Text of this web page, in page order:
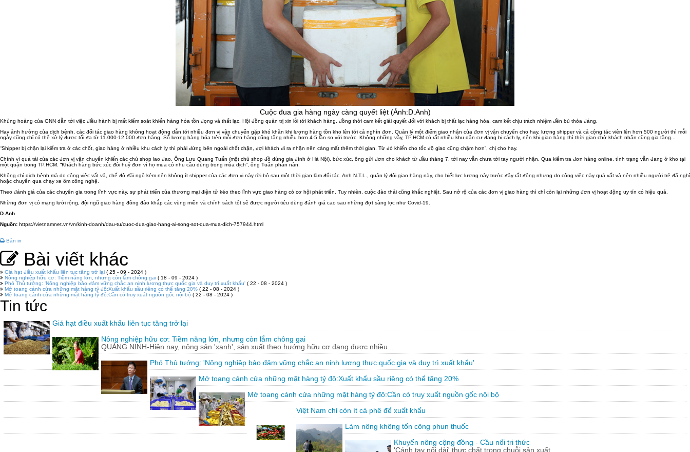
Cuộc đua gia hàng ngày càng quyết liệt (Ảnh:D.Anh)
Khủng hoảng của GNN dẫn tới việc điều hành bị mất kiểm soát khiến hàng hóa tồn đọng và thất lạc. Hội đồng quản trị xin lỗi tới khách hàng, đồng thời cam kết giải quyết đối với khách bị thất lạc hàng hóa, cam kết chịu trách nhiệm đền bù thỏa đáng.
Hay ảnh hưởng của dịch bệnh, các đối tác giao hàng không hoạt động dẫn tới nhiều đơn vị vận chuyển gặp khó khăn khi lượng hàng tồn kho lên tới cả nghìn đơn. Quản lý một điểm giao nhận của đơn vị vận chuyển cho hay, lượng shipper và cả cộng tác viên lên hơn 500 người thì mỗi
ngày cũng chỉ có thể xử lý được tối đa từ 11.000-12.000 đơn hàng. Số lượng hàng hóa trên mỗi đơn hàng cũng tăng nhiều hơn 4-5 lần so với trước. Không những vậy, TP.HCM có rất nhiều khu dân cư đang bị cách ly, nên khi giao hàng thì thời gian chờ khách nhận cũng gia tăng...
“Shipper bị chặn lại kiểm tra ở các chốt, giao hàng ở nhiều khu cách ly thì phải đứng bên ngoài chốt chặn, đợi khách đi ra nhận nên càng mất thêm thời gian. Từ đó khiến cho tốc độ giao cũng chậm hơn”, chị cho hay.
Chính vì quá tải của các đơn vị vận chuyển khiến các chủ shop lao đao. Ông Lưu Quang Tuấn (một chủ shop đồ dùng gia đình ở Hà Nội), bức xúc, ông gửi đơn cho khách từ đầu tháng 7, tới nay vẫn chưa tới tay người nhận. Qua kiểm tra đơn hàng online, tình trạng vẫn đang ở kho tại
một quận trong TP.HCM. “Khách hàng bức xúc đòi huỷ đơn vì họ mua có nhu cầu dùng trong mùa dịch”, ông Tuấn phàn nàn.
Không chỉ dịch bệnh mà do công việc vất vả, chế độ đãi ngộ kém nên không ít shipper của các đơn vị này rời bỏ sau một thời gian làm đối tác. Anh N.T.L., quản lý đội giao hàng này, cho biết lực lượng này trước đây rất đông nhưng do công việc này quá vất vả nên nhiều người trẻ đã nghỉ
hoặc chuyển qua chạy xe ôm công nghệ.
Theo đánh giá của các chuyên gia trong lĩnh vực này, sự phát triển của thương mại điện tử kéo theo lĩnh vực giao hàng có cơ hội phát triển. Tuy nhiên, cuộc đào thải cũng khắc nghiệt. Sau nở rộ của các đơn vị giao hàng thì chỉ còn lại những đơn vị hoạt động uy tín có hiệu quả.
Những đơn vị có mạng lưới rộng, đội ngũ giao hàng đông đảo khắp các vùng miền và chính sách tốt sẽ được người tiêu dùng đánh giá cao sau những đợt sàng lọc như Covid-19.
D.Anh
Nguồn: https://vietnamnet.vn/vn/kinh-doanh/dau-tu/cuoc-dua-giao-hang-ai-song-sot-qua-mua-dich-757944.html
Bản in
Bài viết khác
Giá hạt điều xuất khẩu liên tục tăng trở lại ( 25 - 09 - 2024 )
Nông nghiệp hữu cơ: Tiềm năng lớn, nhưng còn lắm chông gai ( 18 - 09 - 2024 )
Phó Thủ tướng: 'Nông nghiệp bảo đảm vững chắc an ninh lương thực quốc gia và duy trì xuất khẩu' ( 22 - 08 - 2024 )
Mở toang cánh cửa những mặt hàng tỷ đô:Xuất khẩu sầu riêng có thể tăng 20% ( 22 - 08 - 2024 )
Mở toang cánh cửa những mặt hàng tỷ đô:Cần có truy xuất nguồn gốc nội bộ ( 22 - 08 - 2024 )
Tin tức
Giá hạt điều xuất khẩu liên tục tăng trở lại
Nông nghiệp hữu cơ: Tiềm năng lớn, nhưng còn lắm chông gai
QUẢNG NINH-Hiện nay, nông sản 'xanh', sản xuất theo hướng hữu cơ đang được nhiều...
Phó Thủ tướng: 'Nông nghiệp bảo đảm vững chắc an ninh lương thực quốc gia và duy trì xuất khẩu'
Mở toang cánh cửa những mặt hàng tỷ đô:Xuất khẩu sầu riêng có thể tăng 20%
Mở toang cánh cửa những mặt hàng tỷ đô:Cần có truy xuất nguồn gốc nội bộ
Việt Nam chỉ còn ít cà phê để xuất khẩu
Làm nông không tốn công phun thuốc
Khuyến nông cộng đồng - Cầu nối tri thức
'Cánh tay nối dài' thực chất trong chuỗi sản xuất